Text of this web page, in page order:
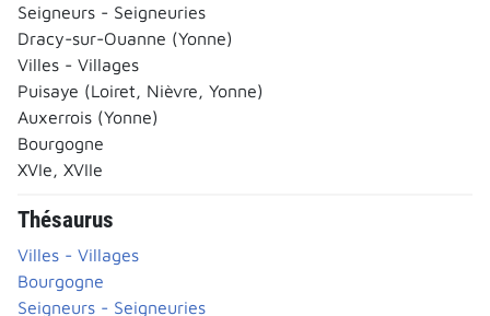
Seigneurs - Seigneuries
Dracy-sur-Ouanne (Yonne)
Villes - Villages
Puisaye (Loiret, Nièvre, Yonne)
Auxerrois (Yonne)
Bourgogne
XVIe, XVIIe
Thésaurus
Villes - Villages
Bourgogne
Seigneurs - Seigneuries